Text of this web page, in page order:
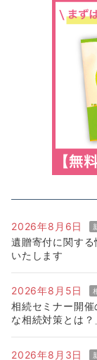
2026年8月6日
遺贈寄付に関す
いたします
2026年8月5日
相続セミナー開
な相続対策とは？
2026年8月3日